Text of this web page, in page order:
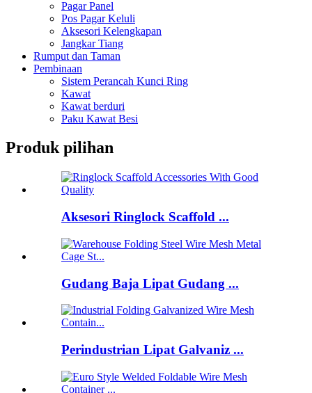
Pagar Panel
Pos Pagar Keluli
Aksesori Kelengkapan
Jangkar Tiang
Rumput dan Taman
Pembinaan
Sistem Perancah Kunci Ring
Kawat
Kawat berduri
Paku Kawat Besi
Produk pilihan
Aksesori Ringlock Scaffold ...
Gudang Baja Lipat Gudang ...
Perindustrian Lipat Galvaniz ...